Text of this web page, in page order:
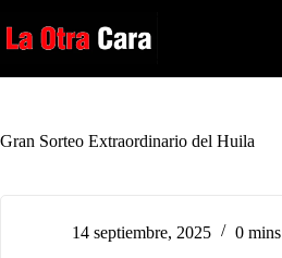
al
contenido
Gran Sorteo Extraordinario del Huila
14 septiembre, 2025 0 mins